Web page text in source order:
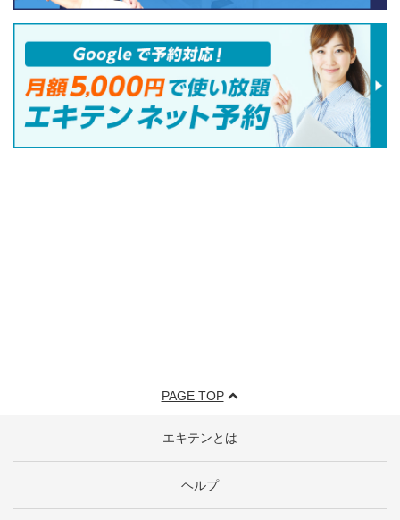
PAGE TOP
エキテンとは
ヘルプ